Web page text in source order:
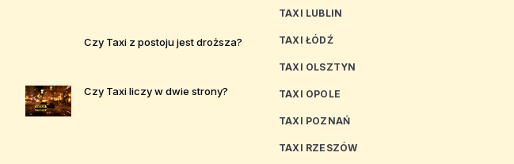
Czy Taxi z postoju jest droższa?
Czy Taxi liczy w dwie strony?
TAXI LUBLIN
TAXI ŁÓDŹ
TAXI OLSZTYN
TAXI OPOLE
TAXI POZNAŃ
TAXI RZESZÓW